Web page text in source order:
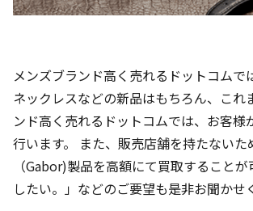
メンズブランド高く売れるドットコム
ネックレスなどの新品はもちろん、こ
ンド高く売れるドットコムでは、お客
行います。 また、販売店舗を持たない
（Gabor)製品を高額にて買取すること
したい。」などのご要望も是非お聞かせ